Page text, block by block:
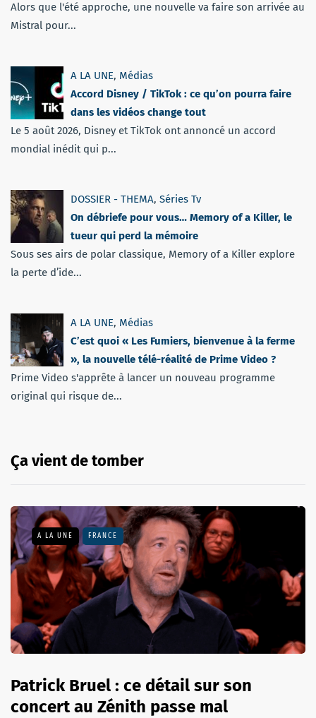
Alors que l'été approche, une nouvelle va faire son arrivée au
Mistral pour...
A LA UNE, Médias
Accord Disney / TikTok : ce qu’on pourra faire
dans les vidéos change tout
Le 5 août 2026, Disney et TikTok ont annoncé un accord
mondial inédit qui p...
DOSSIER - THEMA, Séries Tv
On débriefe pour vous… Memory of a Killer, le
tueur qui perd la mémoire
Sous ses airs de polar classique, Memory of a Killer explore
la perte d’ide...
A LA UNE, Médias
C’est quoi « Les Fumiers, bienvenue à la ferme
», la nouvelle télé-réalité de Prime Video ?
Prime Video s'apprête à lancer un nouveau programme
original qui risque de...
Ça vient de tomber
A LA UNE FRANCE
Patrick Bruel : ce détail sur son
concert au Zénith passe mal